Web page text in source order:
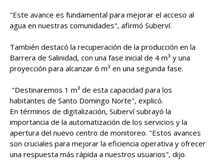
"Este avance es fundamental para mejorar el acceso al
agua en nuestras comunidades", afirmó Suberví.
También destacó la recuperación de la producción en la
Barrera de Salinidad, con una fase inicial de 4 m³ y una
proyección para alcanzar 6 m³ en una segunda fase.
"Destinaremos 1 m³ de esta capacidad para los
habitantes de Santo Domingo Norte", explicó.
En términos de digitalización, Suberví subrayó la
importancia de la automatización de los servicios y la
apertura del nuevo centro de monitoreo. "Estos avances
son cruciales para mejorar la eficiencia operativa y ofrecer
una respuesta más rápida a nuestros usuarios", dijo.